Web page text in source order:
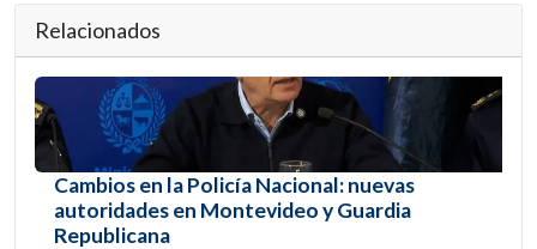
Relacionados
Cambios en la Policía Nacional: nuevas
autoridades en Montevideo y Guardia
Republicana